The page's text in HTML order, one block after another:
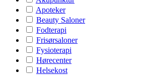
Apoteker
Beauty Saloner
Fodterapi
Frisørsaloner
Fysioterapi
Hørecenter
Helsekost